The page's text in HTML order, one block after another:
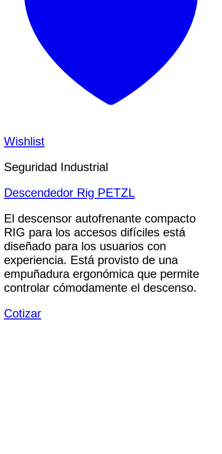
Wishlist
Seguridad Industrial
Descendedor Rig PETZL
El descensor autofrenante compacto
RIG para los accesos difíciles está
diseñado para los usuarios con
experiencia. Está provisto de una
empuñadura ergonómica que permite
controlar cómodamente el descenso.
Cotizar